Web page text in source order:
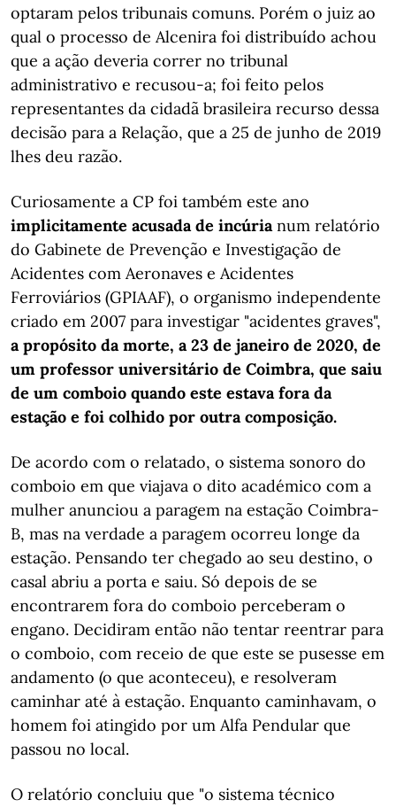
optaram pelos tribunais comuns. Porém o juiz ao
qual o processo de Alcenira foi distribuído achou
que a ação deveria correr no tribunal
administrativo e recusou-a; foi feito pelos
representantes da cidadã brasileira recurso dessa
decisão para a Relação, que a 25 de junho de 2019
lhes deu razão.
Curiosamente a CP foi também este ano
implicitamente acusada de incúrianum relatório
do Gabinete de Prevenção e Investigação de
Acidentes com Aeronaves e Acidentes
Ferroviários (GPIAAF), o organismo independente
criado em 2007 para investigar "acidentes graves",
a propósito da morte, a 23 de janeiro de 2020, de
um professor universitário de Coimbra, que saiu
de um comboio quando este estava fora da
estação e foi colhido por outra composição.
De acordo com o relatado, o sistema sonoro do
comboio em que viajava o dito académico com a
mulher anunciou a paragem na estação Coimbra-
B, mas na verdade a paragem ocorreu longe da
estação. Pensando ter chegado ao seu destino, o
casal abriu a porta e saiu. Só depois de se
encontrarem fora do comboio perceberam o
engano. Decidiram então não tentar reentrar para
o comboio, com receio de que este se pusesse em
andamento (o que aconteceu), e resolveram
caminhar até à estação. Enquanto caminhavam, o
homem foi atingido por um Alfa Pendular que
passou no local.
O relatório concluiu que "o sistema técnico